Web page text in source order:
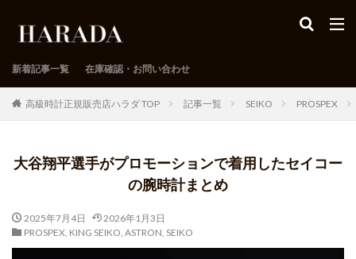
新着記事一覧 在庫確認・お問い合わせ
高級時計正規販売店ハラダ TOP 記事一覧 SEIKO PROSPEX
大谷翔平選手がプロモーションで着用したセイコー
の腕時計まとめ
2025年7月4日
2026年1月3日
PROSPEX, KING SEIKO, ASTRON, SEIKO